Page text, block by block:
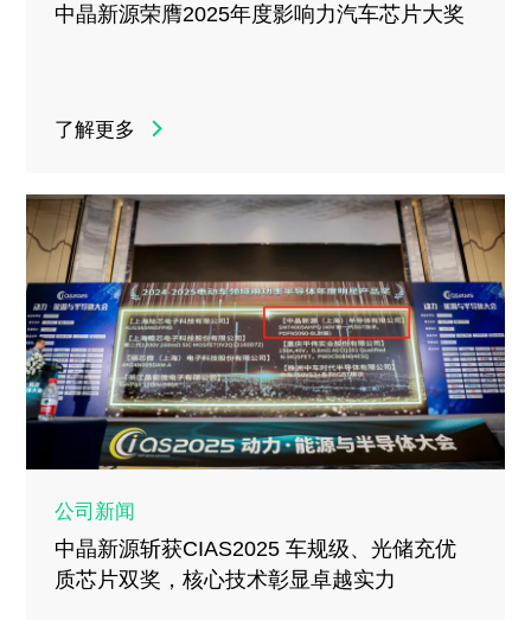
中晶新源荣膺2025年度影响力汽车芯片大奖
了解更多
公司新闻
中晶新源斩获CIAS2025 车规级、光储充优
质芯片双奖，核心技术彰显卓越实力